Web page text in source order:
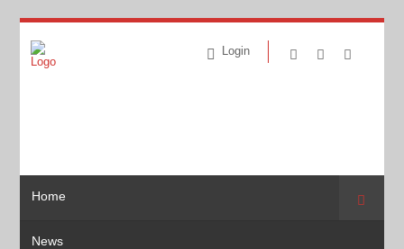
Login
Home
News
Suche